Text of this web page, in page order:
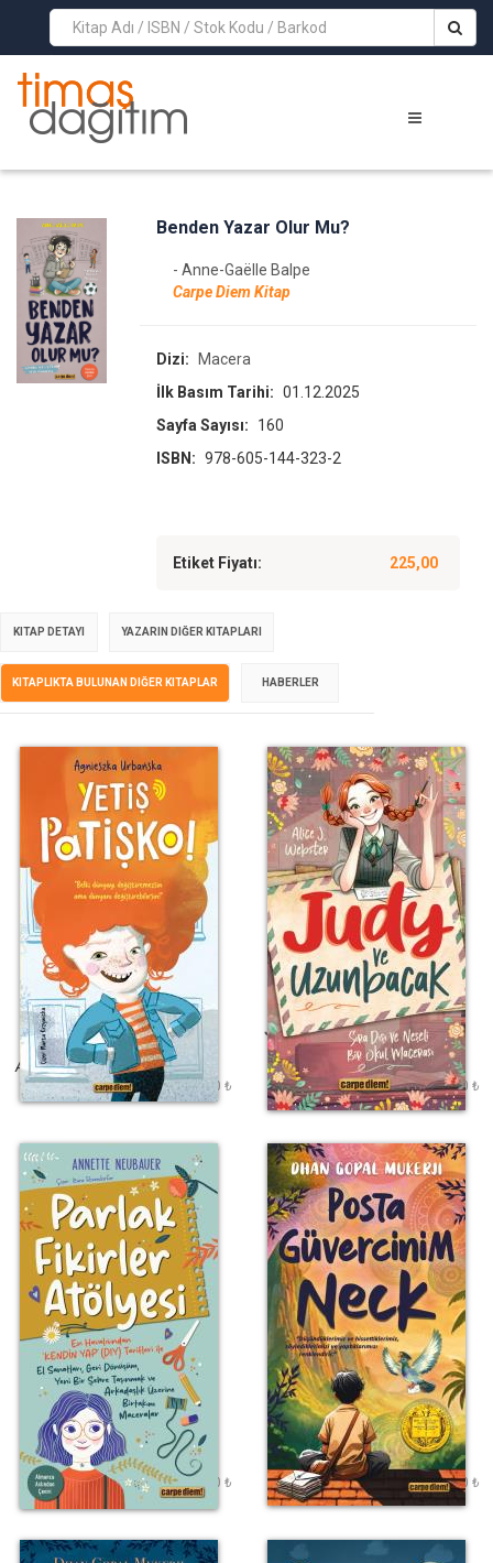
>
Benden Yazar Olur Mu?
- Anne-Gaëlle Balpe
Carpe Diem Kitap
Dizi:
Macera
İlk Basım Tarihi: 01.12.2025
Sayfa Sayısı:
160
ISBN: 978-605-144-323-2
Etiket Fiyatı: 225,00
KITAP DETAYI YAZARIN DIĞER KITAPLARI
KITAPLIKTA BULUNAN DIĞER KITAPLAR HABERLER
Yetiş Patişko!
Agnieszka Urbanska
Etiket Fiyatı : 225,00 ₺
Judy ve Uzunbacak
Alice J. Webster
Etiket Fiyatı : 225,00 ₺
Parlak Fikirler
Atölyesi
Annette Neubauer
Etiket Fiyatı : 225,00 ₺
Posta Güvercinim
Neck
Dhan Gopal Mukerji
Etiket Fiyatı : 250,00 ₺